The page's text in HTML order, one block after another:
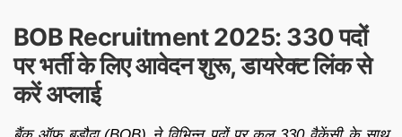
BOB Recruitment 2025: 330 पदों
पर भर्ती के लिए आवेदन शुरू, डायरेक्ट लिंक से
करें अप्लाई